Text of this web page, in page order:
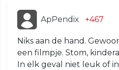
ApPendix +467
Niks aan de hand.
een filmpje. Stom,
In elk geval niet leuk of